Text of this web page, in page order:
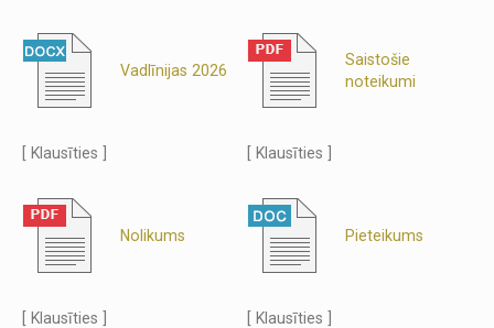
Vadlīnijas 2026
[ Klausīties ]
Saistošie
noteikumi
[ Klausīties ]
Nolikums
[ Klausīties ]
Pieteikums
[ Klausīties ]